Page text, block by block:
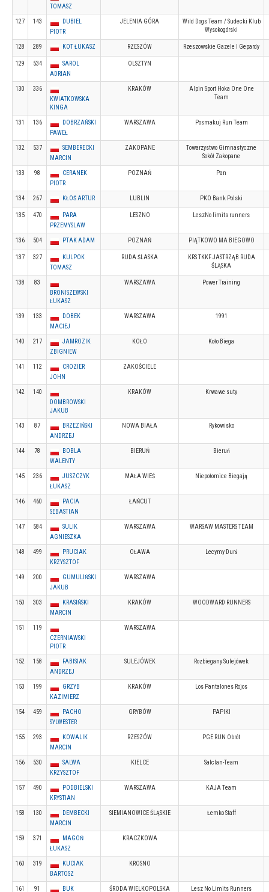
TOMASZ
127 143
DUBIEL
PIOTR
JELENIA GÓRA
Wild Dogs Team / Sudecki Klub
Wysokogórski
128 289 KOT ŁUKASZ RZESZÓW Rzeszowskie Gazele I Gepardy
129 534
SAROL
ADRIAN
OLSZTYN
130
336
KWIATKOWSKA
KINGA
KRAKÓW
Alpin Sport Hoka One One
Team
131 136
DOBRZAŃSKI
PAWEŁ
WARSZAWA Posmakuj Run Team
132 537
SEMBERECKI
MARCIN
ZAKOPANE
Towarzystwo Gimnastyczne
Sokół Zakopane
133 98
CERANEK
PIOTR
POZNAŃ Pan
134 267 KŁOŚ ARTUR LUBLIN PKO Bank Polski
135 470
PARA
PRZEMYSLAW
LESZNO LeszNo limits runners
136 504 PTAK ADAM POZNAŃ PIĄTKOWO MA BIEGOWO
137 327
KULPOK
TOMASZ
RUDA ŚLASKA
KRS TKKF JASTRZĄB RUDA
ŚLĄSKA
138
83
BRONISZEWSKI
ŁUKASZ
WARSZAWA Power Training
139 133
DOBEK
MACIEJ
WARSZAWA 1991
140 217
JAMROZIK
ZBIGNIEW
KOŁO Koło Biega
141 112
CROZIER
JOHN
ZAKOŚCIELE
142
140
DOMBROWSKI
JAKUB
KRAKÓW Krwawe suty
143 87
BRZEZIŃSKI
ANDRZEJ
NOWA BIAŁA Rykowisko
144 78
BOBLA
WALENTY
BIERUŃ Bieruń
145 236
JUSZCZYK
ŁUKASZ
MAŁA WIEŚ Niepołomice Biegają
146 460
PACIA
SEBASTIAN
ŁAŃCUT
147 584
SULIK
AGNIESZKA
WARSZAWA WARSAW MASTERS TEAM
148 499
PRUCIAK
KRZYSZTOF
OŁAWA Lecymy Durś
149 200
GUMULIŃSKI
JAKUB
WARSZAWA
150 303
KRASIŃSKI
MARCIN
KRAKÓW WOODWARD RUNNERS
151
119
CZERNIAWSKI
PIOTR
WARSZAWA
152 158
FABISIAK
ANDRZEJ
SULEJÓWEK Rozbiegany Sulejówek
153 199
GRZYB
KAZIMIERZ
KRAKÓW Los Pantalones Rojos
154 459
PACHO
SYLWESTER
GRYBÓW PAPIKI
155 293
KOWALIK
MARCIN
RZESZÓW PGE RUN Obrót
156 530
SALWA
KRZYSZTOF
KIELCE Salclan-Team
157 490
PODBIELSKI
KRYSTIAN
WARSZAWA KAJA Team
158 130
DEMBECKI
MARCIN
SIEMIANOWICE ŚLĄSKIE Łemko Staff
159 371
MAGOŃ
ŁUKASZ
KRACZKOWA
160 319
KUCIAK
BARTOSZ
KROSNO
161 91 BUK ŚRODA WIELKOPOLSKA Lesz No Limits Runners